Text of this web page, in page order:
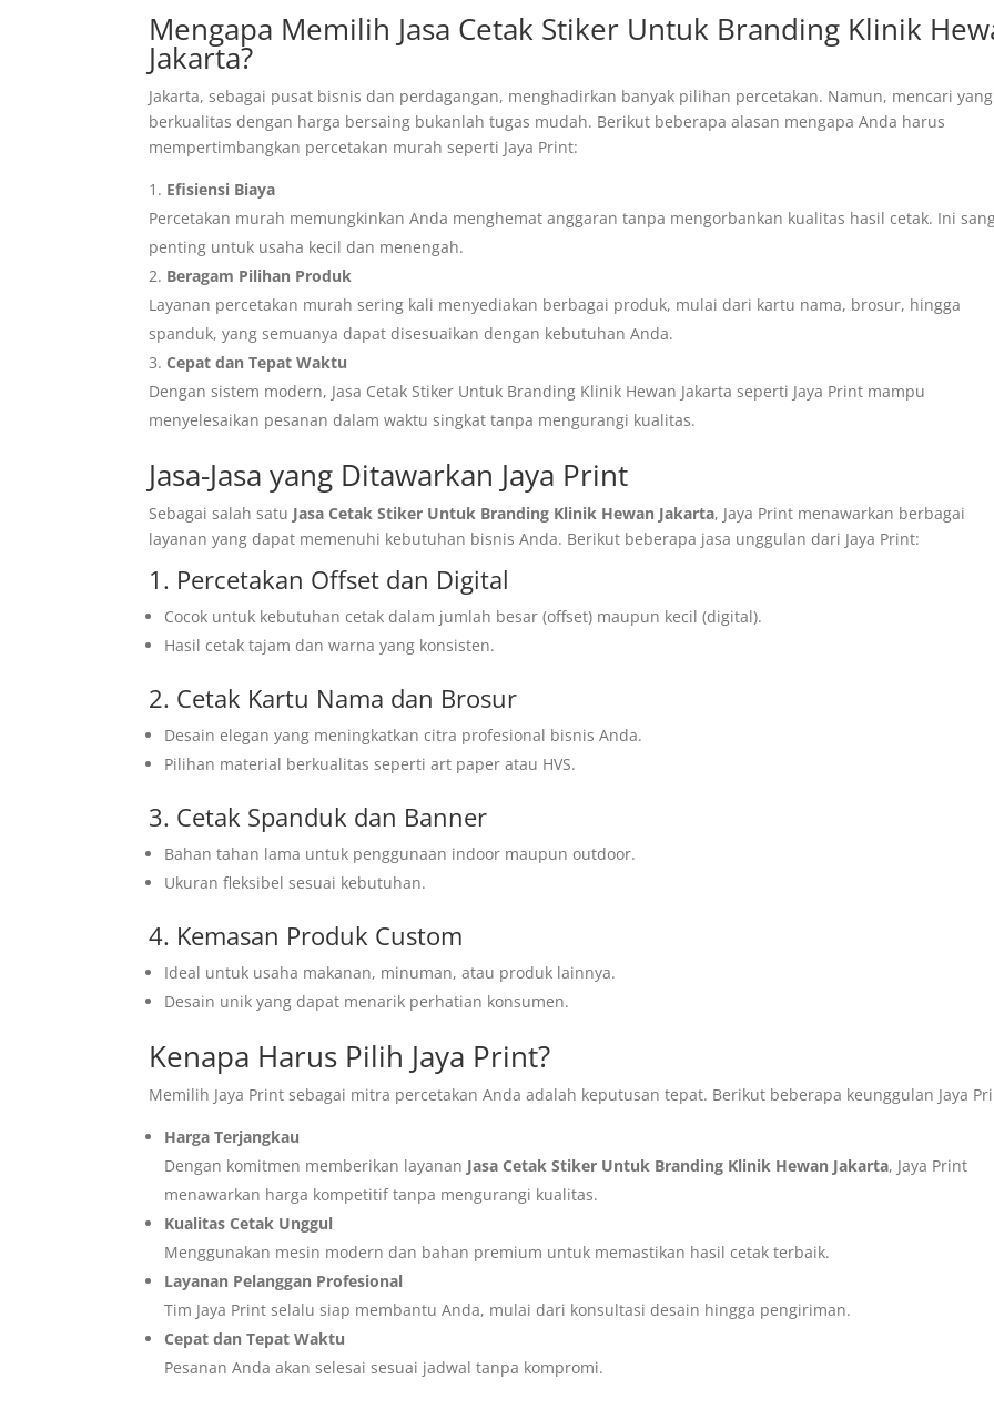
Mengapa Memilih Jasa Cetak Stiker Untuk Branding Klinik
Jakarta?
Jakarta, sebagai pusat bisnis dan perdagangan, menghadirkan banyak pilihan percetakan. Namun, mencari yang
berkualitas dengan harga bersaing bukanlah tugas mudah. Berikut beberapa alasan mengapa Anda harus
mempertimbangkan percetakan murah seperti Jaya Print:
Efisiensi Biaya
Percetakan murah memungkinkan Anda menghemat anggaran tanpa mengorbankan kualitas hasil cetak. Ini
penting untuk usaha kecil dan menengah.
Beragam Pilihan Produk
Layanan percetakan murah sering kali menyediakan berbagai produk, mulai dari kartu nama, brosur, hingga
spanduk, yang semuanya dapat disesuaikan dengan kebutuhan Anda.
Cepat dan Tepat Waktu
Dengan sistem modern, Jasa Cetak Stiker Untuk Branding Klinik Hewan Jakarta seperti Jaya Print mampu
menyelesaikan pesanan dalam waktu singkat tanpa mengurangi kualitas.
Jasa-Jasa yang Ditawarkan Jaya Print
Sebagai salah satu Jasa Cetak Stiker Untuk Branding Klinik Hewan Jakarta, Jaya Print menawarkan berbagai
layanan yang dapat memenuhi kebutuhan bisnis Anda. Berikut beberapa jasa unggulan dari Jaya Print:
1. Percetakan Offset dan Digital
Cocok untuk kebutuhan cetak dalam jumlah besar (offset) maupun kecil (digital).
Hasil cetak tajam dan warna yang konsisten.
2. Cetak Kartu Nama dan Brosur
Desain elegan yang meningkatkan citra profesional bisnis Anda.
Pilihan material berkualitas seperti art paper atau HVS.
3. Cetak Spanduk dan Banner
Bahan tahan lama untuk penggunaan indoor maupun outdoor.
Ukuran fleksibel sesuai kebutuhan.
4. Kemasan Produk Custom
Ideal untuk usaha makanan, minuman, atau produk lainnya.
Desain unik yang dapat menarik perhatian konsumen.
Kenapa Harus Pilih Jaya Print?
Memilih Jaya Print sebagai mitra percetakan Anda adalah keputusan tepat. Berikut beberapa keunggulan Jaya
Harga Terjangkau
Dengan komitmen memberikan layanan Jasa Cetak Stiker Untuk Branding Klinik Hewan Jakarta, Jaya Print
menawarkan harga kompetitif tanpa mengurangi kualitas.
Kualitas Cetak Unggul
Menggunakan mesin modern dan bahan premium untuk memastikan hasil cetak terbaik.
Layanan Pelanggan Profesional
Tim Jaya Print selalu siap membantu Anda, mulai dari konsultasi desain hingga pengiriman.
Cepat dan Tepat Waktu
Pesanan Anda akan selesai sesuai jadwal tanpa kompromi.